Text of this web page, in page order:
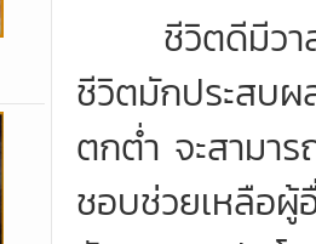
ชีวิตดีมีวาสน
ชีวิตมักประสบผ
ตกต่ำ จะสามา
ชอบช่วยเหลือผู้